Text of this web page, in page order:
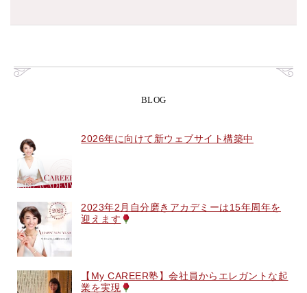
BLOG
2026年に向けて新ウェブサイト構築中
2023年2月自分磨きアカデミーは15年周年を
迎えます
【My CAREER塾】会社員からエレガントな起
業を実現